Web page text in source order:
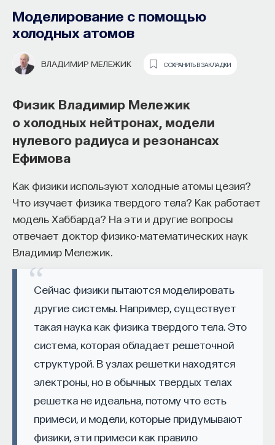
Моделирование с помощью
холодных атомов
ВЛАДИМИР МЕЛЕЖИК СОХРАНИТЬ В ЗАКЛАДКИ
Физик Владимир Мележик
о холодных нейтронах, модели
нулевого радиуса и резонансах
Ефимова
Как физики используют холодные атомы цезия?
Что изучает физика твердого тела? Как работает
модель Хаббарда? На эти и другие вопросы
отвечает доктор физико-математических наук
Владимир Мележик.
Сейчас физики пытаются моделировать
другие системы. Например, существует
такая наука как физика твердого тела. Это
система, которая обладает решеточной
структурой. В узлах решетки находятся
электроны, но в обычных твердых телах
решетка не идеальна, потому что есть
примеси, и модели, которые придумывают
физики, эти примеси как правило
Основатель ПостНауки Ивар
поможет найти свою нишу
в глобальных deep tech и биотех
компаниях
В 2012 годуИвар Максутов
ПостНаука, который дал голос учёным и навсегда
изменил медийное пространство на русском
языке. В 2021 году в Лондоне он основал компанию
, помогающую учёным
и предпринимателям превращать их идеи
в технологии и успешные стартапы. Теперь
команда ПостНауки запускает новый сервис —
Naukka Talents, рекрутинговое агентство,
созданное для поддержки специалистов,
желающих работать в глобальных инновационных
индустриях.
взаимодействий
ВИКТОР БРАГУТА
видах взаимодействий
элементарных частиц,
экспериментах на ускорителях
и явлении конфайнмента
Какие есть виды взаимодействий в физике
элементарных частиц? Как можно доказать, что
протон состоит из элементарных частиц? В чем
состоит гипотеза конфайнмента? Об этом
рассказывает доктор физико-математических
наук Виктор Брагута.
Из чего состоит наш мир — этим вопросом
люди задавались на протяжении всей
истории человечества. Современная наука
отвечает на этот вопрос следующим
образом: мир состоит из элементарных
предложить следующий мысленный